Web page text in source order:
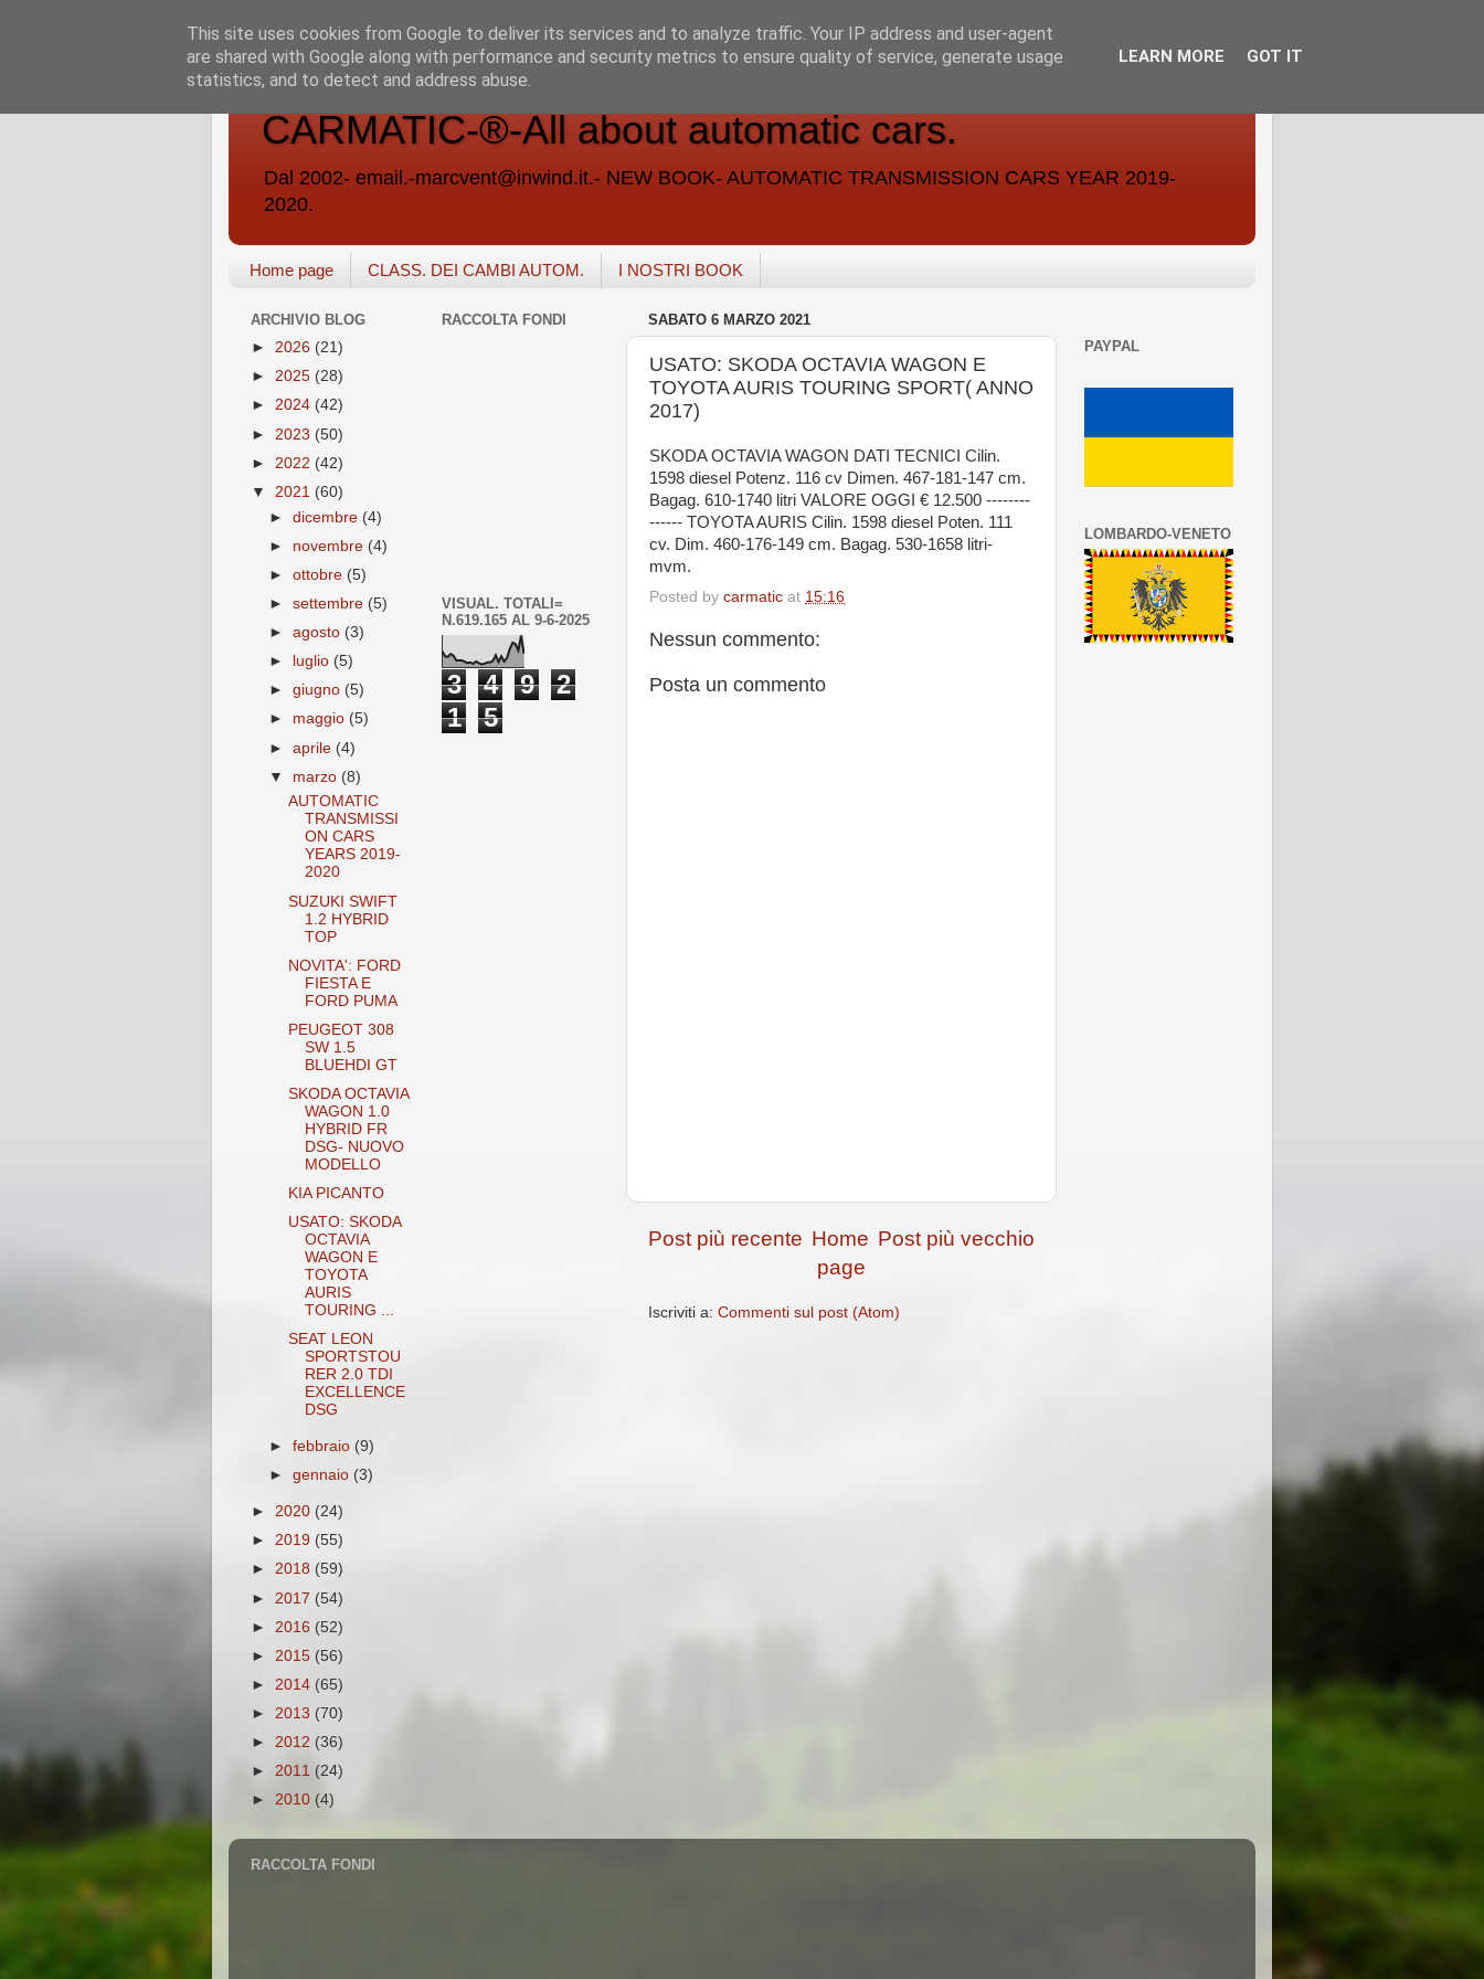
CARMATIC-®-All about automatic cars.
Dal 2002- email.-marcvent@inwind.it.- NEW BOOK- AUTOMATIC TRANSMISSION CARS YEAR 2019-
2020.
Home page CLASS. DEI CAMBI AUTOM. I NOSTRI BOOK
SABATO 6 MARZO 2021
USATO: SKODA OCTAVIA WAGON E
TOYOTA AURIS TOURING SPORT( ANNO
2017)
SKODA OCTAVIA WAGON DATI TECNICI Cilin.
1598 diesel Potenz. 116 cv Dimen. 467-181-147 cm.
Bagag. 610-1740 litri VALORE OGGI € 12.500 --------
------ TOYOTA AURIS Cilin. 1598 diesel Poten. 111
cv. Dim. 460-176-149 cm. Bagag. 530-1658 litri-
mvm.
Posted by carmatic at 15:16
Nessun commento:
Posta un commento
Post più recente Post più vecchio
Home
page
Iscriviti a: Commenti sul post (Atom)
ARCHIVIO BLOG
► 2026 (21)
► 2025 (28)
► 2024 (42)
► 2023 (50)
► 2022 (42)
▼ 2021 (60)
►dicembre (4)
► novembre (4)
►ottobre (5)
►settembre (5)
►agosto (3)
►
luglio (5)
►giugno (5)
► maggio (5)
►aprile (4)
▼ marzo (8)
AUTOMATIC
TRANSMISSI
ON CARS
YEARS 2019-
2020
SUZUKI SWIFT
1.2 HYBRID
TOP
NOVITA': FORD
FIESTA E
FORD PUMA
PEUGEOT 308
SW 1.5
BLUEHDI GT
SKODA OCTAVIA
WAGON 1.0
HYBRID FR
DSG- NUOVO
MODELLO
KIA PICANTO
USATO: SKODA
OCTAVIA
WAGON E
TOYOTA
AURIS
TOURING ...
SEAT LEON
SPORTSTOU
RER 2.0 TDI
EXCELLENCE
DSG
►febbraio (9)
►gennaio (3)
► 2020 (24)
► 2019 (55)
► 2018 (59)
► 2017 (54)
► 2016 (52)
► 2015 (56)
► 2014 (65)
► 2013 (70)
► 2012 (36)
► 2011 (24)
► 2010 (4)
RACCOLTA FONDI
VISUAL. TOTALI=
N.619.165 AL 9-6-2025
3 4 9
2
1
5
PAYPAL
LOMBARDO-VENETO
RACCOLTA FONDI
This site uses cookies from Google to deliver its services and to analyze traffic. Your IP address and user-agent
are shared with Google along with performance and security metrics to ensure quality of service, generate usage
statistics, and to detect and address abuse.
LEARN MORE GOT IT